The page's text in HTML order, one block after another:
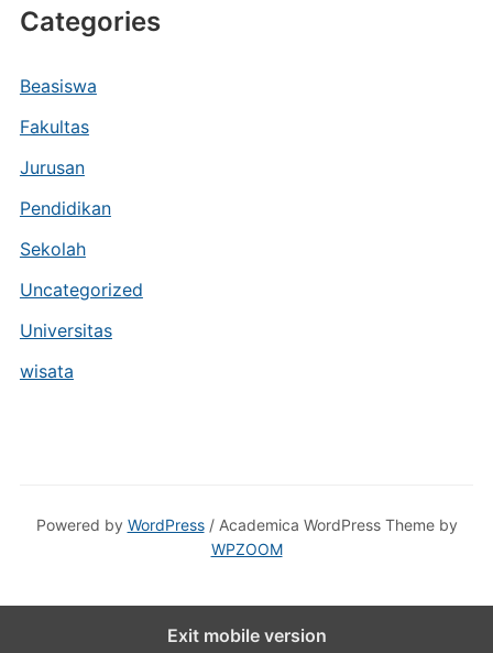
Categories
Beasiswa
Fakultas
Jurusan
Pendidikan
Sekolah
Uncategorized
Universitas
wisata
Powered by WordPress/ Academica WordPress Theme by
WPZOOM
Exit mobile version